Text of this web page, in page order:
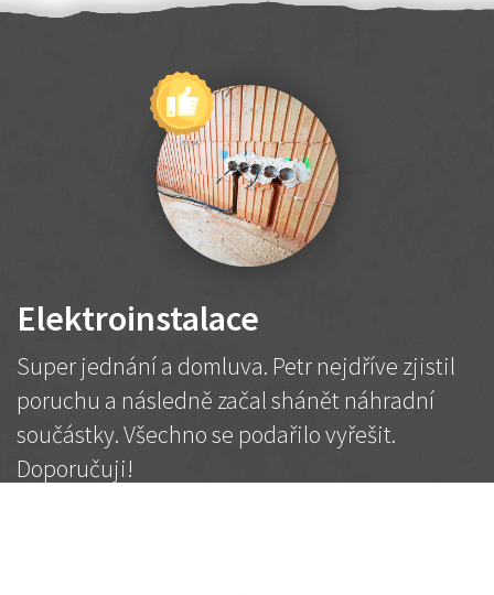
Elektroinstalace
Super jednání a domluva. Petr nejdříve zjistil
poruchu a následně začal shánět náhradní
součástky. Všechno se podařilo vyřešit.
Doporučuji!